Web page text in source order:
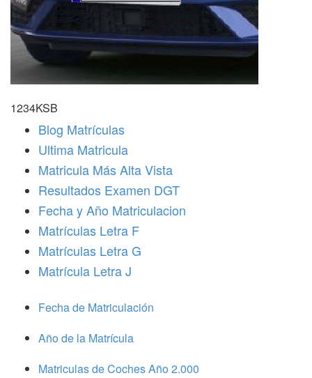
1234KSB
Blog Matrículas
Ultima Matricula
Matricula Más Alta Vista
Resultados Examen DGT
Fecha y Año Matriculacion
Matrículas Letra F
Matrículas Letra G
Matrícula Letra J
Fecha de Matriculación
Año de la Matrícula
Matriculas de Coches Año 2.000